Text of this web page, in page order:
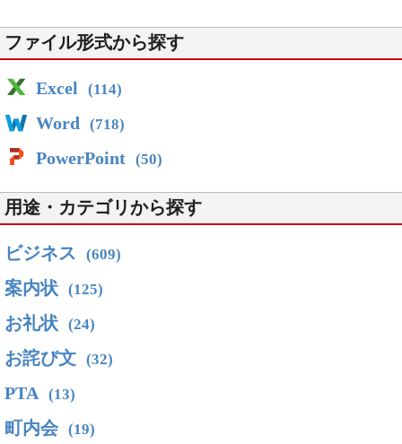
ファイル形式から探す
Excel (114)
Word (718)
PowerPoint (50)
用途・カテゴリから探す
ビジネス (609)
案内状 (125)
お礼状 (24)
お詫び文 (32)
PTA (13)
町内会 (19)